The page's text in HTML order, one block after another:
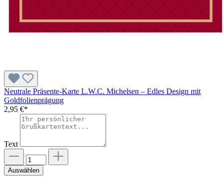
Neutrale Präsente-Karte L.W.C. Michelsen – Edles Design mit
Goldfolienprägung
2,95 €*
Text
Auswählen